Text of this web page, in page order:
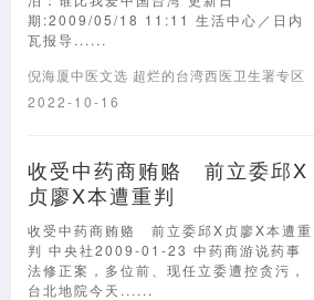
期:2009/05/18 11:11 生活中心／日内
瓦报导......
倪海厦中医文选 超烂的台湾西医卫生署专区
2022-10-16
收受中药商贿赂 前立委邱X
贞廖X本遭重判
收受中药商贿赂 前立委邱X贞廖X本遭重
判 中央社2009-01-23 中药商游说药事
法修正案，多位前、现任立委遭控贪污，
台北地院今天......